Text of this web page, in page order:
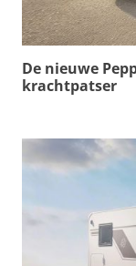
De nieuwe
krachtpatser